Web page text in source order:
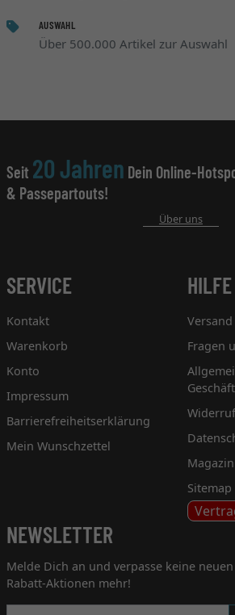
AUSWAHL
Über 500.000 Artikel zur Auswahl
Seit 20 Jahren Dein Online-
& Passepartouts!
Über uns
SERVICE
Kontakt
Warenkorb
Konto
Impressum
Barrierefreiheitserklärung
Mein Wunschzettel
HILFE
Fragen
Magazin
Sitemap
NEWSLETTER
Melde Dich an und verpasse keine
Rabatt-Aktionen mehr!